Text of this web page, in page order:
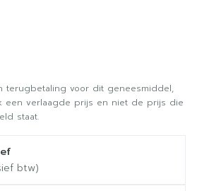
terugbetaling voor dit geneesmiddel,
een verlaagde prijs en niet de prijs die
staat.
btw)